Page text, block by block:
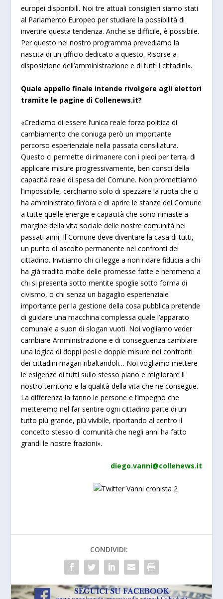
europei disponibili. Noi tre attuali consiglieri siamo stati
al Parlamento Europeo per studiare la possibilità di
invertire questa tendenza. Anche se difficile, è possibile.
Per questo nel nostro programma prevediamo la
nascita di un ufficio dedicato a questo. Risorse a
disposizione dell’amministrazione e di tutti i cittadini».
Quale appello finale intende rivolgere agli elettori
tramite le pagine di Collenews.it?
«Crediamo di essere l’unica reale forza politica di
cambiamento che coniuga però un importante
percorso esperienziale nella passata consiliatura.
Questo ci permette di rimanere con i piedi per terra, di
applicare misure progressivamente, ben consci della
capacità reale di spesa del Comune. Non promettiamo
l’impossibile, cerchiamo solo di spezzare la ruota che ci
ha amministrato fin’ora e di aprire le stanze del Comune
a tutte quelle energie e capacità che sono rimaste a
margine della vita sociale delle nostre comunità nei
passati anni. Il Comune deve diventare la casa di tutti,
un punto di ascolto permanente nei confronti del
cittadino. Invitiamo chi ci legge a non ridare fiducia a chi
ha già tradito molte delle promesse fatte e nemmeno a
chi si presenta sotto mentite spoglie sotto forma di
civismo, o chi senza un bagaglio esperienziale
importante per la gestione della cosa pubblica pretende
di guidare una macchina complessa quale l’apparato
comunale a suon di slogan vuoti. Noi vogliamo veder
cambiare Amministrazione e di conseguenza cambiare
una logica di doppi pesi e doppie misure nei confronti
dei cittadini magari ribaltandoli… Noi vogliamo mettere
le esigenze di tutti sullo stesso piano e migliorare il
nostro territorio e la qualità della vita che ne consegue.
La differenza la fanno le persone e l’impegno che
metteremo nel far sentire ogni cittadino parte di un
tutto più grande, più vivibile, riportando al centro il
concetto stesso di comunità che negli anni ha fatto
grandi le nostre frazioni».
diego.vanni@collenews.it
CONDIVIDI: